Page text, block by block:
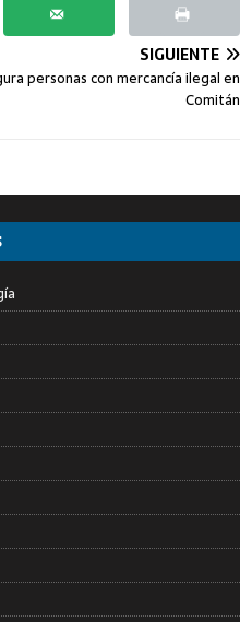
SIGUIENTE
personas con mercancía ilegal en
Comitán